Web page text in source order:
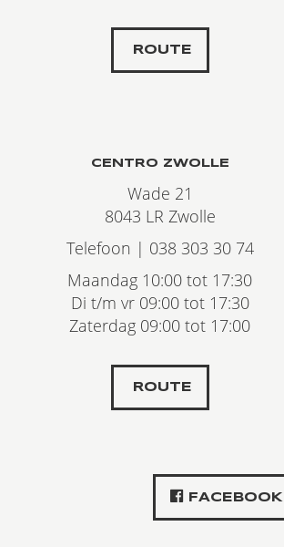
ROUTE
CENTRO ZWOLLE
Wade 21
8043 LR Zwolle
Telefoon | 038 303 30 74
Maandag 10:00 tot 17:30
Di t/m vr 09:00 tot 17:30
Zaterdag 09:00 tot 17:00
ROUTE
FACEBOOK